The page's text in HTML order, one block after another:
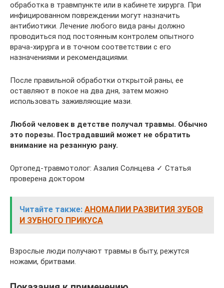
обработка в травмпункте или в кабинете хирурга. При
инфицированном повреждении могут назначить
антибиотики. Лечение любого вида раны должно
проводиться под постоянным контролем опытного
врача-хирурга и в точном соответствии с его
назначениями и рекомендациями.
После правильной обработки открытой раны, ее
оставляют в покое на два дня, затем можно
использовать заживляющие мази.
Любой человек в детстве получал травмы. Обычно
это порезы. Пострадавший может не обратить
внимание на резанную рану.
Ортопед-травмотолог: Азалия Солнцева ✓ Статья
проверена доктором
Читайте также: АНОМАЛИИ РАЗВИТИЯ ЗУБОВ
И ЗУБНОГО ПРИКУСА
Взрослые люди получают травмы в быту, режутся
ножами, бритвами.